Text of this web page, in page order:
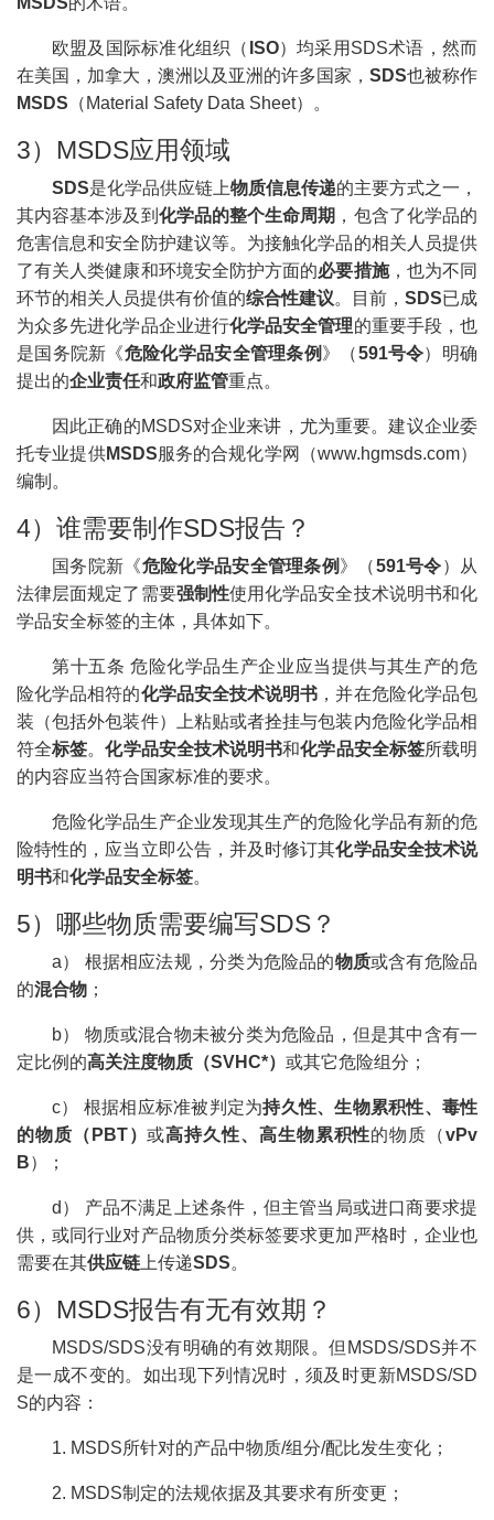
欧盟及国际标准化组织（ ISO）均采用SDS术语，然而
在美国，加拿大，澳洲以及亚洲的许多国家， SDS也被称作
MSDS （Material Safety Data Sheet）。
3）MSDS应用领域
SDS是化学品供应链上物质信息传递的主要方式之一，
其内容基本涉及到 化学品的整个生命周期 ，包含了化学品的
危害信息和安全防护建议等。为接触化学品的相关人员提供
了有关人类健康和环境安全防护方面的必要措施，也为不同
环节的相关人员提供有价值的综合性建议。目前， SDS已成
为众多先进化学品企业进行化学品安全管理的重要手段，也
是国务院新《危险化学品安全管理条例 》（591号令）明确
提出的企业责任和政府监管重点。
因此正确的MSDS对企业来讲，尤为重要。建议企业委
托专业提供MSDS服务的合规化学网（www.hgmsds.com）
编制。
4）谁需要制作SDS报告？
国务院新《危险化学品安全管理条例 》（591号令）从
法律层面规定了需要强制性使用化学品安全技术说明书和化
学品安全标签的主体，具体如下。
第十五条 危险化学品生产企业应当提供与其生产的危
险化学品相符的化学品安全技术说明书 ，并在危险化学品包
装（包括外包装件）上粘贴或者拴挂与包装内危险化学品相
符全标签。化学品安全技术说明书和化学品安全标签所载明
的内容应当符合国家标准的要求。
危险化学品生产企业发现其生产的危险化学品有新的危
险特性的，应当立即公告，并及时修订其化学品安全技术说
明书和化学品安全标签。
5）哪些物质需要编写SDS？
a） 根据相应法规，分类为危险品的物质或含有危险品
的混合物 ；
b） 物质或混合物未被分类为危险品，但是其中含有一
定比例的高关注度物质（SVHC*） 或其它危险组分；
c） 根据相应标准被判定为持久性、生物累积性、毒性
的物质（PBT）或高持久性、高生物累积性的物质（vPv
B）；
d） 产品不满足上述条件，但主管当局或进口商要求提
供，或同行业对产品物质分类标签要求更加严格时，企业也
需要在其供应链 上传递SDS。
6）MSDS报告有无有效期？
MSDS/SDS没有明确的有效期限。但MSDS/SDS并不
是一成不变的。如出现下列情况时，须及时更新MSDS/SD
S的内容：
1. MSDS所针对的产品中物质/组分/配比发生变化；
2. MSDS制定的法规依据及其要求有所变更；